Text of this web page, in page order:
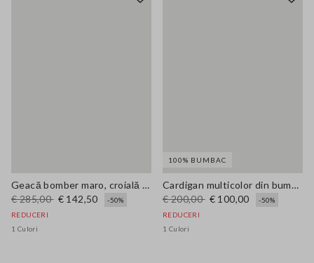
Geacă bomber maro, croială regular fit
€ 285,00 € 142,50
-50%
REDUCERI
1 Culori
100% BUMBAC
Cardigan multicolor din bumbac pur, croi oversize, cu guler șal
€ 200,00 € 100,00
-50%
REDUCERI
1 Culori